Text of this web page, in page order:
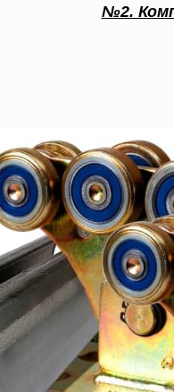
№2.